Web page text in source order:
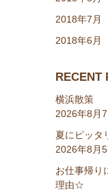
2018年7月
2018年6月
RECENT
横浜散策
2026年8月7
夏にピッタ
2026年8月5
お仕事帰り
理由☆